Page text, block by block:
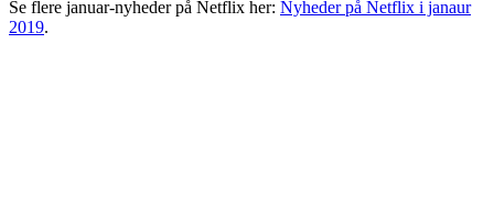
Se flere januar-nyheder på Netflix her: Nyheder på Netflix i janaur
2019.